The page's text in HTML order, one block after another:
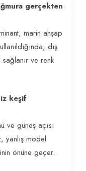
gerçekten
marin ahşap
dış
sağlanır ve renk
keşif
ve güneş açısı
yanlış model
önüne geçer.